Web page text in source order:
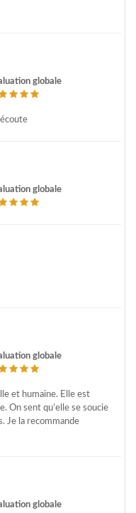
globale
globale
globale
et humaine. Elle est
On sent qu’elle se soucie
Je la recommande
globale